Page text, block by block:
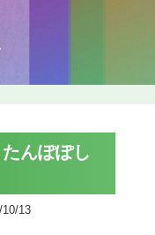
んぽぽし
10/13